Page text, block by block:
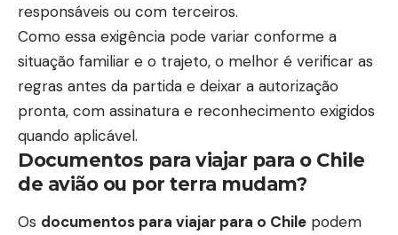
responsáveis ou com terceiros.
Como essa exigência pode variar conforme a
situação familiar e o trajeto, o melhor é verificar as
regras antes da partida e deixar a autorização
pronta, com assinatura e reconhecimento exigidos
quando aplicável.
Documentos para viajar para o Chile
de avião ou por terra mudam?
Os documentos para viajar para o Chile podem